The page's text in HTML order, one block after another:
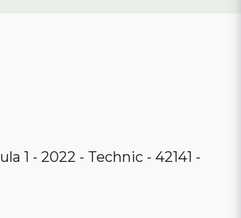
1 - 2022 - Technic - 42141 -